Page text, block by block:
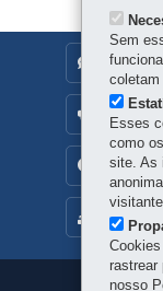
MAPA DO
Sem
Esses
como
site. As
rastrear
nosso